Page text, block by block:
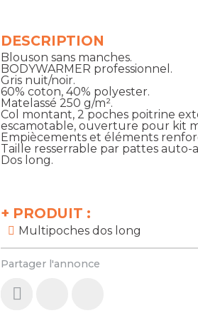
+ PRODUIT :
Multipoches dos long
Partager l'annonce
DESCRIPTION
Blouson sans manches.
BODYWARMER professionnel.
Gris nuit/noir.
60% coton, 40% polyester.
Matelassé 250 g/m².
Col montant, 2 poches poitrine
escamotable, ouverture pour kit
Empiècements et éléments
Taille resserrable par pattes auto-
Dos long.